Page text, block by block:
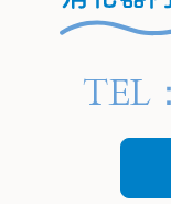
プロフィールリ
〒220-0005
神奈川県横浜市
TEL：